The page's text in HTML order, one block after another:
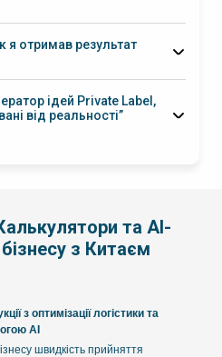
я отримав результат
ідей Private Label,
від реальності”
та AI-
з Китаєм
з оптимізації логістики та
AI
швидкість прийняття